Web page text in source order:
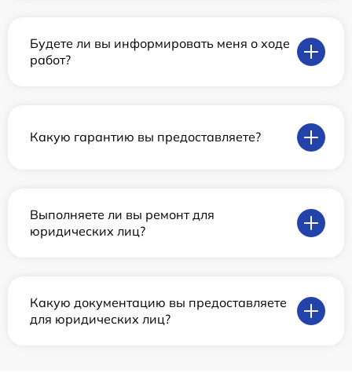
Будете ли вы информировать меня о ходе
работ?
Какую гарантию вы предоставляете?
Выполняете ли вы ремонт для
юридических лиц?
Какую документацию вы предоставляете
для юридических лиц?